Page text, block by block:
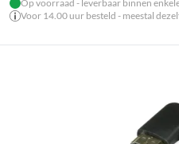
Op voorraad - leverbaar binnen
Voor 14.00 uur besteld - meestal